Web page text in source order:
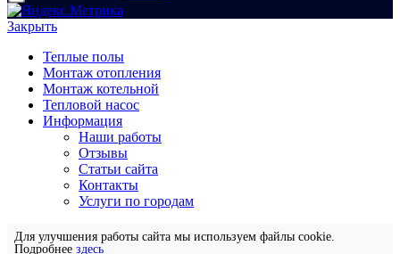
Закрыть
Теплые полы
Монтаж отопления
Монтаж котельной
Тепловой насос
Информация
Наши работы
Отзывы
Статьи сайта
Контакты
Услуги по городам
Для улучшения работы сайта мы используем файлы cookie.
Подробнее здесь